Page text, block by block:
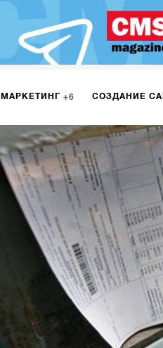
МАРКЕТИНГ 6 СОЗДАНИЕ
DIGITAL ИНТЕРНЕТ-
МОБИЛЬНАЯ РАЗРАБОТКА